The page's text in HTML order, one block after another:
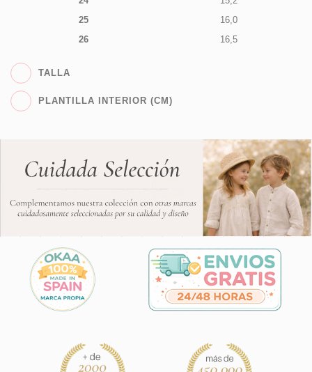
25
16,0
26
16,5
TALLA
PLANTILLA INTERIOR (CM)